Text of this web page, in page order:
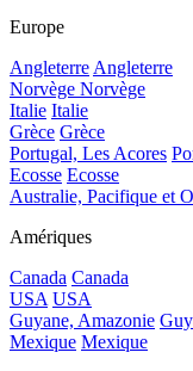
Europe
AngleterreAngleterre
Norvège Norvège
Italie Italie
Grèce Grèce
Portugal, Les Acores
Ecosse Ecosse
Australie, Pacifique et
Amériques
Canada Canada
USA USA
Guyane, Amazonie
Mexique Mexique